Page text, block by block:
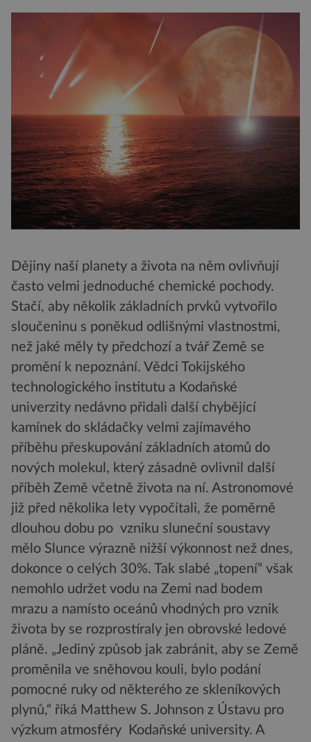
Dějiny naší planety a života na něm ovlivňují
často velmi jednoduché chemické pochody.
Stačí, aby několik základních prvků vytvořilo
sloučeninu s poněkud odlišnými vlastnostmi,
než jaké měly ty předchozí a tvář Země se
promění k nepoznání. Vědci Tokijského
technologického institutu a Kodaňské
univerzity nedávno přidali další chybějící
kamínek do skládačky velmi zajímavého
příběhu přeskupování základních atomů do
nových molekul, který zásadně ovlivnil další
příběh Země včetně života na ní. Astronomové
již před několika lety vypočítali, že poměrně
dlouhou dobu po vzniku sluneční soustavy
mělo Slunce výrazně nižší výkonnost než dnes,
dokonce o celých 30%. Tak slabé „topení“ však
nemohlo udržet vodu na Zemi nad bodem
mrazu a namísto oceánů vhodných pro vznik
života by se rozprostíraly jen obrovské ledové
pláně. „Jediný způsob jak zabránit, aby se Země
proměnila ve sněhovou kouli, bylo podání
pomocné ruky od některého ze skleníkových
plynů,“ říká Matthew S. Johnson z Ústavu pro
výzkum atmosféry Kodaňské university. A